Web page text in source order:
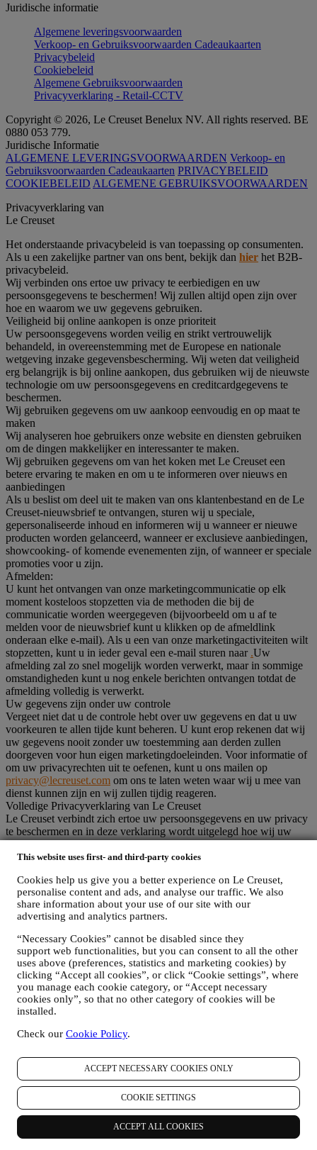
This website uses first- and third-party cookies
Cookies help us give you a better experience on Le Creuset,
personalise content and ads, and analyse our traffic. We also
share information about your use of our site with our
advertising and analytics partners.
“Necessary Cookies” cannot be disabled since they
support web functionalities, but you can consent to all the other
uses above (preferences, statistics and marketing cookies) by
clicking “Accept all cookies”, or click “Cookie settings”, where
you manage each cookie category, or “Accept necessary
cookies only”, so that no other category of cookies will be
installed.
Check our Cookie Policy.
ACCEPT NECESSARY COOKIES ONLY
COOKIE SETTINGS
ACCEPT ALL COOKIES
Juridische informatie
Algemene leveringsvoorwaarden
Verkoop- en Gebruiksvoorwaarden Cadeaukaarten
Privacybeleid
Cookiebeleid
Algemene Gebruiksvoorwaarden
Privacyverklaring - Retail-CCTV
Copyright © 2026, Le Creuset Benelux NV. All rights reserved. BE
0880 053 779.
Juridische Informatie
ALGEMENE LEVERINGSVOORWAARDEN Verkoop- en
Gebruiksvoorwaarden Cadeaukaarten PRIVACYBELEID
COOKIEBELEID ALGEMENE GEBRUIKSVOORWAARDEN
Privacyverklaring van
Le Creuset
Het onderstaande privacybeleid is van toepassing op consumenten.
Als u een zakelijke partner van ons bent, bekijk dan hier het B2B-
privacybeleid.
Wij verbinden ons ertoe uw privacy te eerbiedigen en uw
persoonsgegevens te beschermen! Wij zullen altijd open zijn over
hoe en waarom we uw gegevens gebruiken.
Veiligheid bij online aankopen is onze prioriteit
Uw persoonsgegevens worden veilig en strikt vertrouwelijk
behandeld, in overeenstemming met de Europese en nationale
wetgeving inzake gegevensbescherming. Wij weten dat veiligheid
erg belangrijk is bij online aankopen, dus gebruiken wij de nieuwste
technologie om uw persoonsgegevens en creditcardgegevens te
beschermen.
Wij gebruiken gegevens om uw aankoop eenvoudig en op maat te
maken
Wij analyseren hoe gebruikers onze website en diensten gebruiken
om de dingen makkelijker en interessanter te maken.
Wij gebruiken gegevens om van het koken met Le Creuset een
betere ervaring te maken en om u te informeren over nieuws en
aanbiedingen
Als u beslist om deel uit te maken van ons klantenbestand en de Le
Creuset-nieuwsbrief te ontvangen, sturen wij u speciale,
gepersonaliseerde inhoud en informeren wij u wanneer er nieuwe
producten worden gelanceerd, wanneer er exclusieve aanbiedingen,
showcooking- of komende evenementen zijn, of wanneer er speciale
promoties voor u zijn.
Afmelden:
U kunt het ontvangen van onze marketingcommunicatie op elk
moment kosteloos stopzetten via de methoden die bij de
communicatie worden weergegeven (bijvoorbeeld om u af te
melden voor de nieuwsbrief kunt u klikken op de afmeldlink
onderaan elke e-mail). Als u een van onze marketingactiviteiten wilt
stopzetten, kunt u in ieder geval een e-mail sturen naar .Uw
afmelding zal zo snel mogelijk worden verwerkt, maar in sommige
omstandigheden kunt u nog enkele berichten ontvangen totdat de
afmelding volledig is verwerkt.
Uw gegevens zijn onder uw controle
Vergeet niet dat u de controle hebt over uw gegevens en dat u uw
voorkeuren te allen tijde kunt beheren. U kunt erop rekenen dat wij
uw gegevens nooit zonder uw toestemming aan derden zullen
doorgeven voor hun eigen marketingdoeleinden. Voor informatie of
om uw privacyrechten uit te oefenen, kunt u ons mailen op
privacy@lecreuset.com om ons te laten weten waar wij u mee van
dienst kunnen zijn en wij zullen tijdig reageren.
Volledige Privacyverklaring van Le Creuset
Le Creuset verbindt zich ertoe uw persoonsgegevens en uw privacy
te beschermen en in deze verklaring wordt uitgelegd hoe wij uw
persoonsgegevens verzamelen en verwerken in overeenstemming
met de EU-wetgeving inzake gegevensbescherming (met inbegrip
2016/679) en de wet inzake gegevensbescherming die van
toepassing is in uw land, gebied of locatie (de
"Gegevensbeschermingswetten").
1. WANNEER EN WELK SOORT GEGEVENS VERZAMELEN WIJ
“Persoonsgegevens” betekent alle informatie met betrekking tot u en
die ons in staat stelt om u te identificeren, hetzij rechtstreeks of in
combinatie met andere informatie.
Kinderen: Deze website is niet bedoeld voor kinderen en we
verzamelen niet bewust gegevens met betrekking tot kinderen.
Wij kunnen persoonsgegevens van u verzamelen wanneer u onze
een Le Creuset-product koopt op de Website of in onze Le Creuset
aanmeldt voor onze marketingcommunicatie. De persoonsgegevens
kunnen betrekking hebben op:
Naam, voornaam, e-mailadres, geboortedatum en andere
contactgegevens (adres, telefoonnummer), om een Le
Creuset-account aan te maken of als gastgebruiker te kopen,
of om u aan te melden voor onze marketingcommunicatie